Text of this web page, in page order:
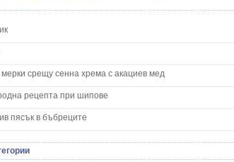
и детето
и детето
- енуреза
Бяла
срещу сенна хрема с акациев мед
рецепта при шипове
пясък в бъбреците